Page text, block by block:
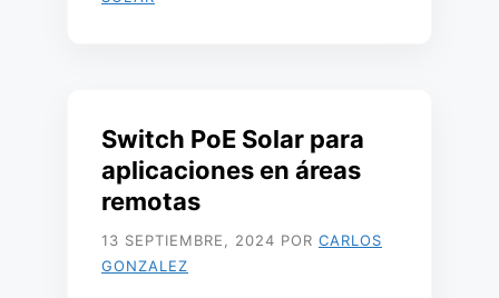
Switch PoE Solar para
aplicaciones en áreas
remotas
13 SEPTIEMBRE, 2024 POR CARLOS
GONZALEZ